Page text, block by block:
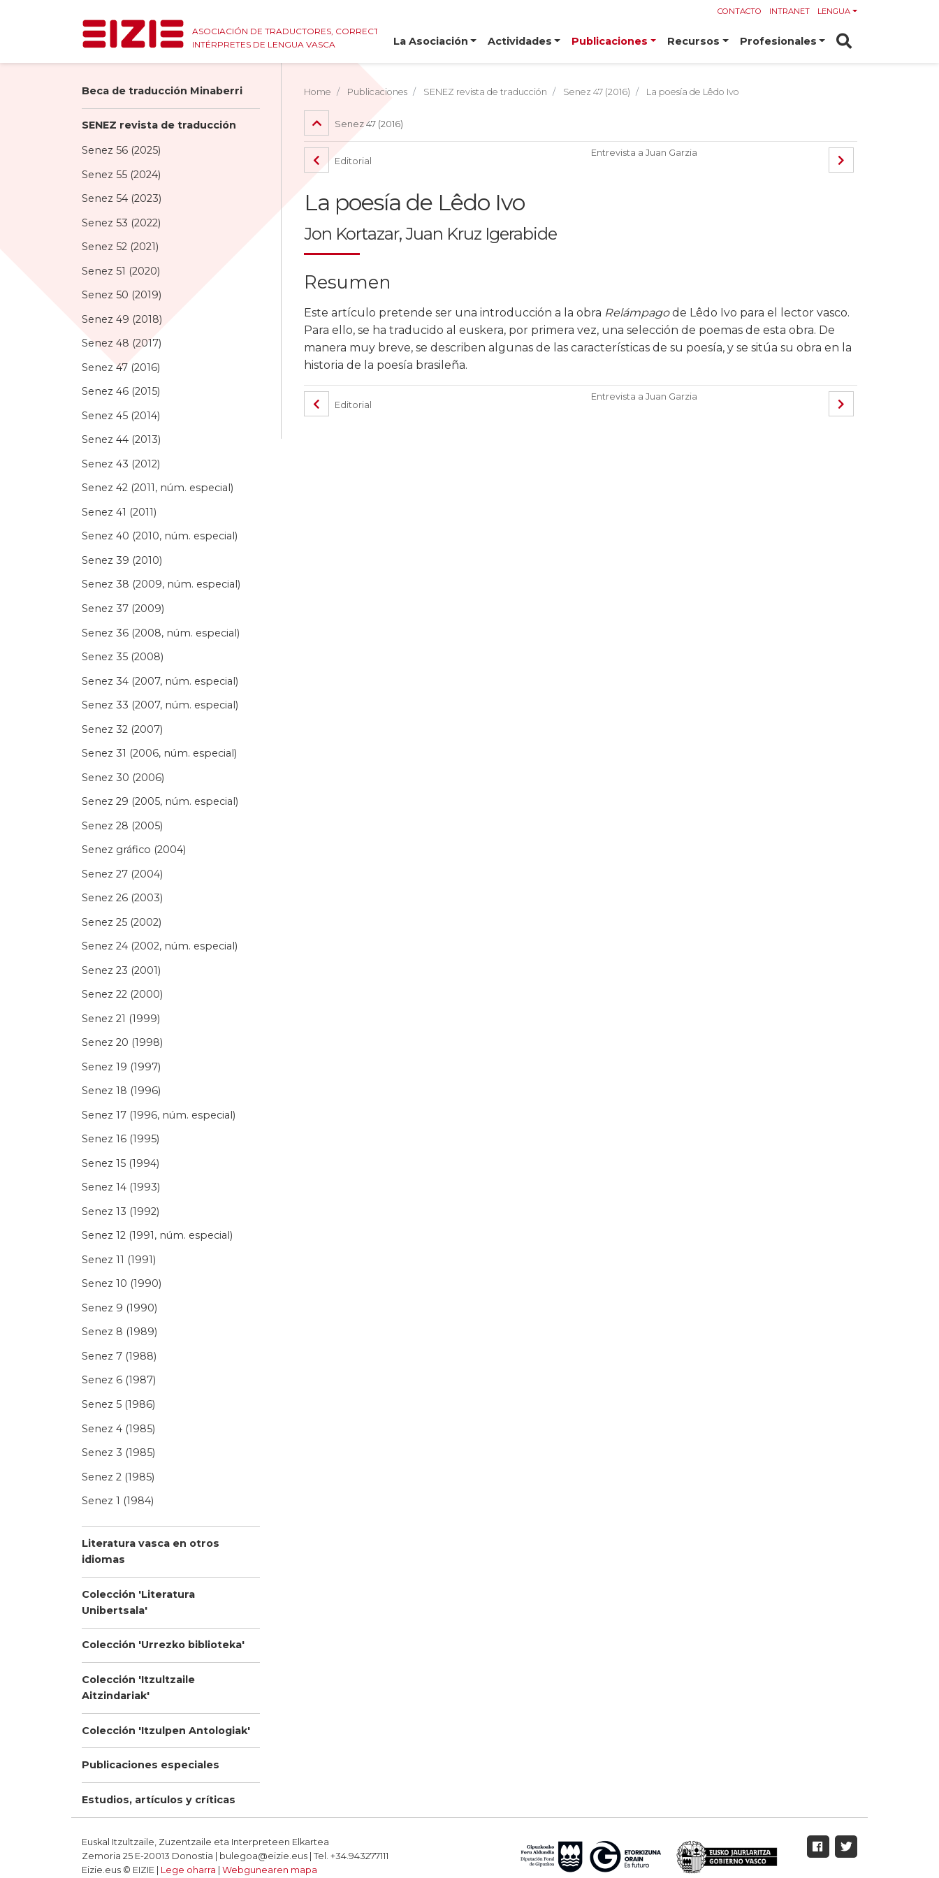
ASOCIACIÓN DE TRADUCTORES, CORRECTORES E
INTÉRPRETES DE LENGUA VASCA
CONTACTO INTRANET LENGUA
La Asociación Actividades Publicaciones Recursos Profesionales
Beca de traducción Minaberri
SENEZ revista de traducción
Senez 56 (2025)
Senez 55 (2024)
Senez 54 (2023)
Senez 53 (2022)
Senez 52 (2021)
Senez 51 (2020)
Senez 50 (2019)
Senez 49 (2018)
Senez 48 (2017)
Senez 47 (2016)
Senez 46 (2015)
Senez 45 (2014)
Senez 44 (2013)
Senez 43 (2012)
Senez 42 (2011, núm. especial)
Senez 41 (2011)
Senez 40 (2010, núm. especial)
Senez 39 (2010)
Senez 38 (2009, núm. especial)
Senez 37 (2009)
Senez 36 (2008, núm. especial)
Senez 35 (2008)
Senez 34 (2007, núm. especial)
Senez 33 (2007, núm. especial)
Senez 32 (2007)
Senez 31 (2006, núm. especial)
Senez 30 (2006)
Senez 29 (2005, núm. especial)
Senez 28 (2005)
Senez gráfico (2004)
Senez 27 (2004)
Senez 26 (2003)
Senez 25 (2002)
Senez 24 (2002, núm. especial)
Senez 23 (2001)
Senez 22 (2000)
Senez 21 (1999)
Senez 20 (1998)
Senez 19 (1997)
Senez 18 (1996)
Senez 17 (1996, núm. especial)
Senez 16 (1995)
Senez 15 (1994)
Senez 14 (1993)
Senez 13 (1992)
Senez 12 (1991, núm. especial)
Senez 11 (1991)
Senez 10 (1990)
Senez 9 (1990)
Senez 8 (1989)
Senez 7 (1988)
Senez 6 (1987)
Senez 5 (1986)
Senez 4 (1985)
Senez 3 (1985)
Senez 2 (1985)
Senez 1 (1984)
Literatura vasca en otros
idiomas
Colección 'Literatura
Unibertsala'
Colección 'Urrezko biblioteka'
Colección 'Itzultzaile
Aitzindariak'
Colección 'Itzulpen Antologiak'
Publicaciones especiales
Estudios, artículos y críticas
Home Publicaciones SENEZ revista de traducción Senez 47 (2016) La poesía de Lêdo Ivo
Senez 47 (2016)
Editorial
Entrevista a Juan Garzia
La poesía de Lêdo Ivo
Jon Kortazar, Juan Kruz Igerabide
Resumen
Este artículo pretende ser una introducción a la obra Relámpagode Lêdo Ivo para el lector vasco.
Para ello, se ha traducido al euskera, por primera vez, una selección de poemas de esta obra. De
manera muy breve, se describen algunas de las características de su poesía, y se sitúa su obra en la
historia de la poesía brasileña.
Editorial
Entrevista a Juan Garzia
Euskal Itzultzaile, Zuzentzaile eta Interpreteen Elkartea
Zemoria 25 E-20013 Donostia | bulegoa@eizie.eus | Tel. +34.943277111
Eizie.eus © EIZIE | Lege oharra Webgunearen mapa